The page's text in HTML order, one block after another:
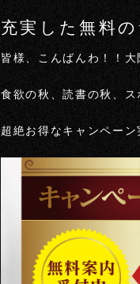
充実した無料
皆様、こんばんわ！！
食欲の秋、読書の秋、
超絶お得なキャンペーン